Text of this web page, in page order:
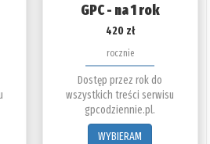
GPC - na 1 rok
420 zł
rocznie
Dostęp przez rok do
wszystkich treści serwisu
gpcodziennie.pl.
WYBIERAM